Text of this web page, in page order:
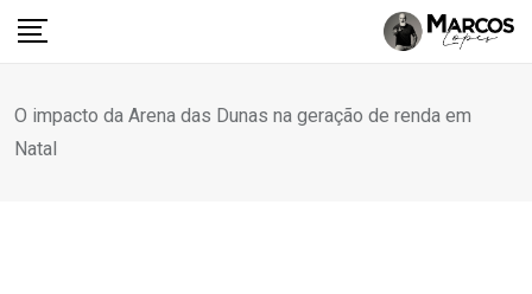
para
conteúdo
O impacto da Arena das Dunas na geração de renda em
Natal